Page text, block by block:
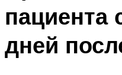
пациента
дней